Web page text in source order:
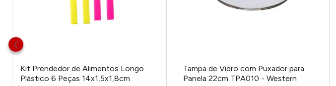
Kit Prendedor de Alimentos Longo
Plástico 6 Peças 14x1,5x1,8cm
Tampa de Vidro com Puxador para
Panela 22cm TPA010 - Western